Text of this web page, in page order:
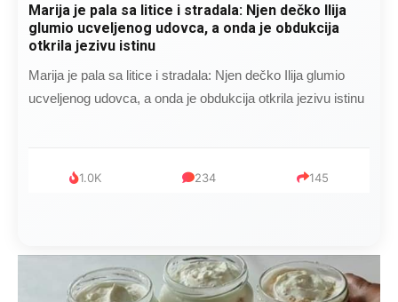
Marija je pala sa litice i stradala: Njen dečko Ilija
glumio ucveljenog udovca, a onda je obdukcija
otkrila jezivu istinu
Marija je pala sa litice i stradala: Njen dečko Ilija glumio
ucveljenog udovca, a onda je obdukcija otkrila jezivu istinu
1.0K 234 145